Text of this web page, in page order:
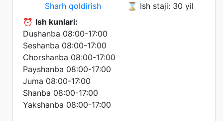
Sharh qoldirish
⌛ Ish staji: 30 yil
⏰ Ish kunlari:
Dushanba 08:00-17:00
Seshanba 08:00-17:00
Chorshanba 08:00-17:00
Payshanba 08:00-17:00
Juma 08:00-17:00
Shanba 08:00-17:00
Yakshanba 08:00-17:00